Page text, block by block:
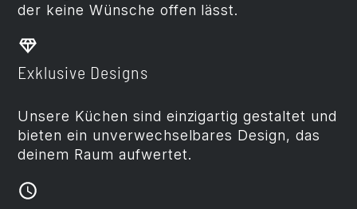
der keine Wünsche offen lässt.
Exklusive Designs
Unsere Küchen sind einzigartig gestaltet und
bieten ein unverwechselbares Design, das
deinem Raum aufwertet.